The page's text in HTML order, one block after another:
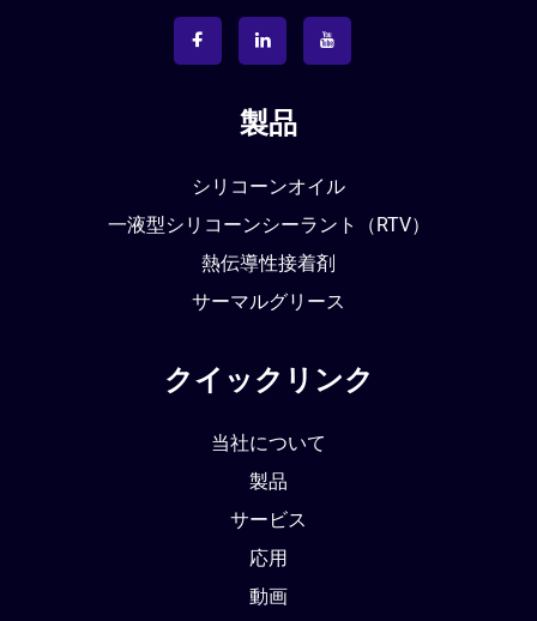
製品
シリコーンオイル
一液型シリコーンシーラント（RTV）
熱伝導性接着剤
サーマルグリース
クイックリンク
当社について
製品
サービス
応用
動画